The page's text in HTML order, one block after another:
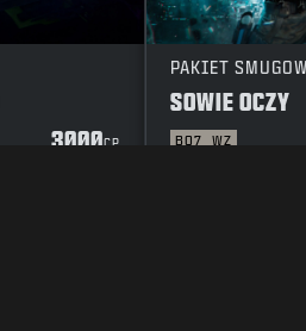
3000CP
PAKIET
SOWIE OCZY
BO7 WZ